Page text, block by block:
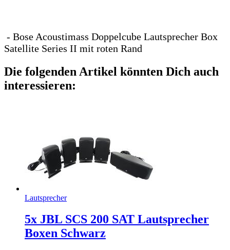
- Bose Acoustimass Doppelcube Lautsprecher Box
Satellite Series II mit roten Rand
Die folgenden Artikel könnten Dich auch
interessieren:
Lautsprecher
5x JBL SCS 200 SAT Lautsprecher
Boxen Schwarz